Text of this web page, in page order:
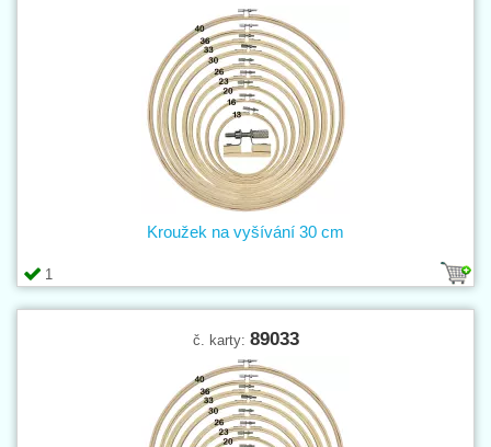
1
Kroužek na vyšívání 30 cm
č. karty: 89033